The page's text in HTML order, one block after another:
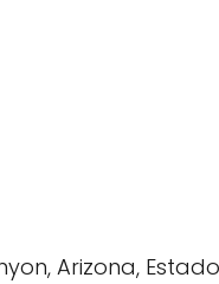
Arizona,